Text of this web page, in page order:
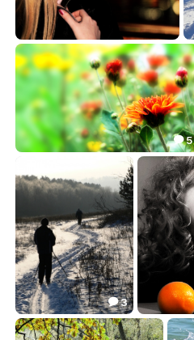
проездом
0.00
 5
у папы выходной
7.15
 3
orange
0.00